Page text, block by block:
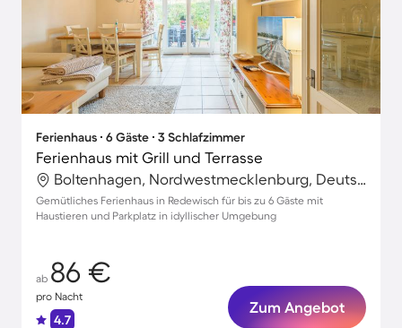
Ferienhaus ∙ 6 Gäste ∙ 3 Schlafzimmer
Ferienhaus mit Grill und Terrasse
Boltenhagen, Nordwestmecklenburg, Deutschland
Gemütliches Ferienhaus in Redewisch für bis zu 6 Gäste mit
Haustieren und Parkplatz in idyllischer Umgebung
ab 86 €
pro Nacht
4.7
Zum Angebot